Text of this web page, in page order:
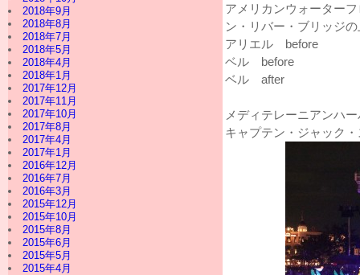
2018年9月
2018年8月
2018年7月
2018年5月
2018年4月
2018年1月
2017年12月
2017年11月
2017年10月
2017年8月
2017年4月
2017年1月
2016年12月
2016年7月
2016年3月
2015年12月
2015年10月
2015年8月
2015年6月
2015年5月
2015年4月
アメリカンウォーター
ン・リバー・ブリッジ
アリエル before
ベル before
ベル after
メディテレーニアンハ
キャプテン・ジャック